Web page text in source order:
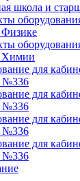
школа и
для
№336
для
№336
для
№336
для
№336